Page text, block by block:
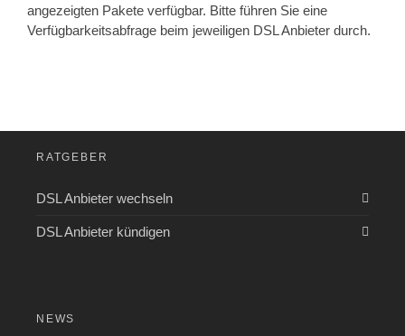
angezeigten Pakete verfügbar. Bitte führen Sie eine
Verfügbarkeitsabfrage beim jeweiligen DSL Anbieter durch.
RATGEBER
DSL Anbieter wechseln
DSL Anbieter kündigen
NEWS